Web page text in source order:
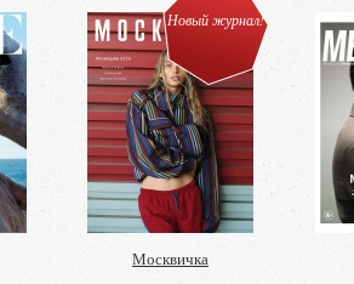
Новый журнал!
Москвичка